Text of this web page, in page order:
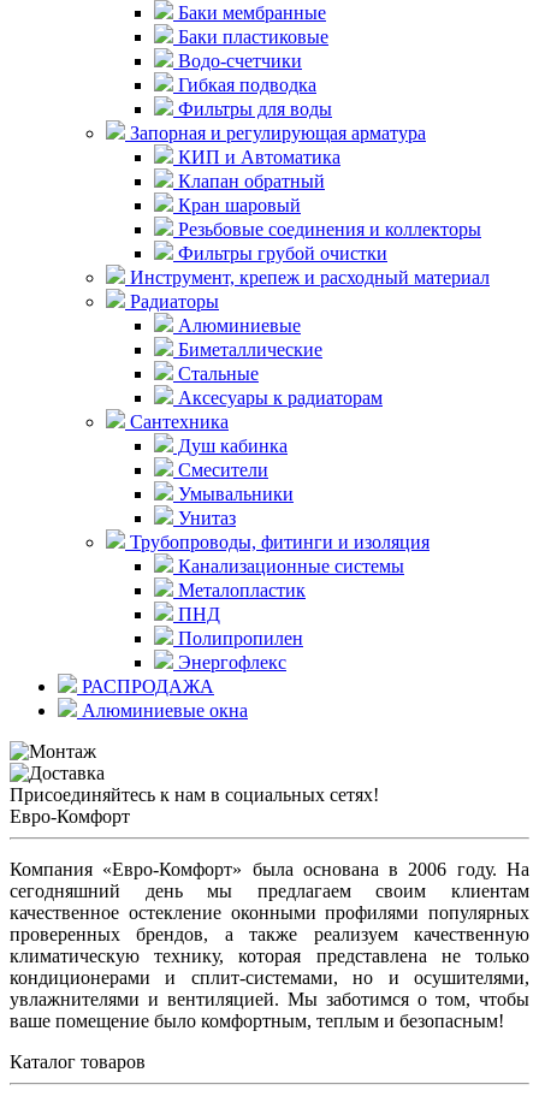
Баки мембранные
Баки пластиковые
Водо-счетчики
Гибкая подводка
Фильтры для воды
Запорная и регулирующая арматура
КИП и Автоматика
Клапан обратный
Кран шаровый
Резьбовые соединения и коллекторы
Фильтры грубой очистки
Инструмент, крепеж и расходный материал
Радиаторы
Алюминиевые
Биметаллические
Стальные
Аксесуары к радиаторам
Сантехника
Душ кабинка
Смесители
Умывальники
Унитаз
Трубопроводы, фитинги и изоляция
Канализационные системы
Металопластик
ПНД
Полипропилен
Энергофлекс
РАСПРОДАЖА
Алюминиевые окна
Присоединяйтесь к нам в социальных сетях!
Евро-Комфорт
Компания «Евро-Комфорт» была основана в 2006 году. На
сегодняшний день мы предлагаем своим клиентам
качественное остекление оконными профилями популярных
проверенных брендов, а также реализуем качественную
климатическую технику, которая представлена не только
кондиционерами и сплит-системами, но и осушителями,
увлажнителями и вентиляцией. Мы заботимся о том, чтобы
ваше помещение было комфортным, теплым и безопасным!
Каталог товаров